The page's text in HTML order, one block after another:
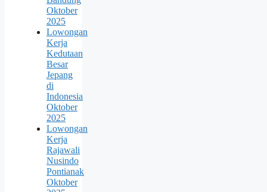
Oktober
2025
Lowongan
Kerja
Kedutaan
Besar
Jepang
di
Indonesia
Oktober
2025
Lowongan
Kerja
Rajawali
Nusindo
Pontianak
Oktober